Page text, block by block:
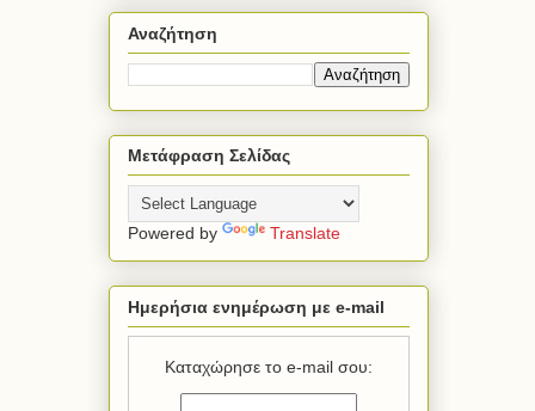
Αναζήτηση
Μετάφραση Σελίδας
Powered by Translate
Ημερήσια ενημέρωση με e-mail
Καταχώρησε το e-mail σου: